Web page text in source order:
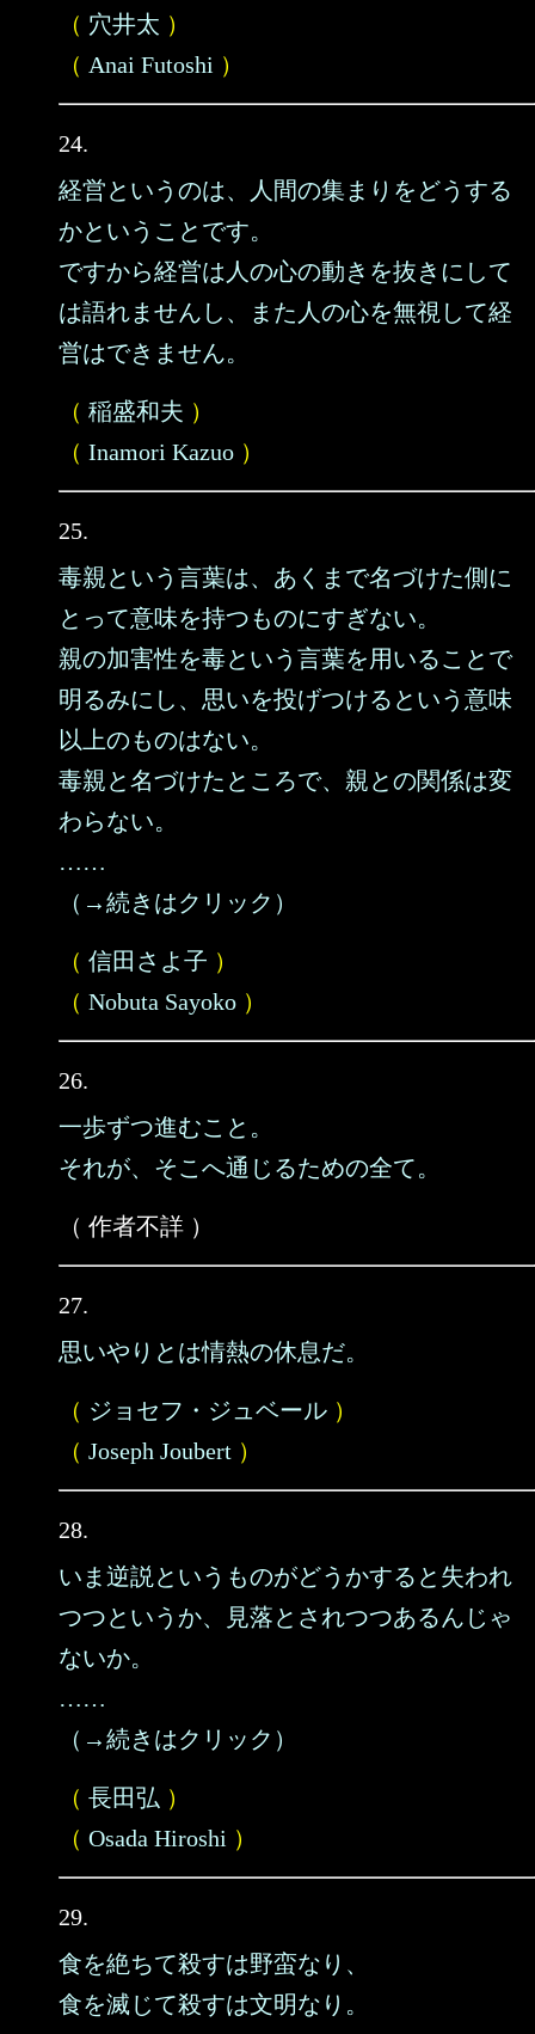
（ 穴井太 ）
（ Anai Futoshi ）
24.
経営というのは、人間の集まりをどうする
かということです。
ですから経営は人の心の動きを抜きにして
は語れませんし、また人の心を無視して経
営はできません。
（ 稲盛和夫 ）
（ Inamori Kazuo ）
25.
毒親という言葉は、あくまで名づけた側に
とって意味を持つものにすぎない。
親の加害性を毒という言葉を用いることで
明るみにし、思いを投げつけるという意味
以上のものはない。
毒親と名づけたところで、親との関係は変
わらない。
……
（→続きはクリック）
（ 信田さよ子 ）
（ Nobuta Sayoko ）
26.
一歩ずつ進むこと。
それが、そこへ通じるための全て。
（ 作者不詳 ）
27.
思いやりとは情熱の休息だ。
（ ジョセフ・ジュベール ）
（ Joseph Joubert ）
28.
いま逆説というものがどうかすると失われ
つつというか、見落とされつつあるんじゃ
ないか。
……
（→続きはクリック）
（ 長田弘 ）
（ Osada Hiroshi ）
29.
食を絶ちて殺すは野蛮なり、
食を滅じて殺すは文明なり。